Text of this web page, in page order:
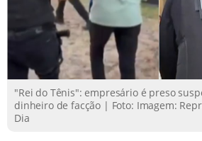
"Rei do Tênis": empresário é preso
dinheiro de facção | Foto: Imagem:
Dia